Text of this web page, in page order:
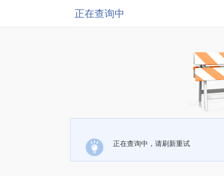
正在查询中
正在查询中，请刷新重试